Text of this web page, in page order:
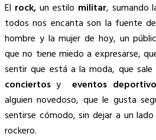
El rock,un estilo militar, sumando
todos nos encanta son la fuente
hombre y la mujer de hoy, un
que no tiene miedo a expresarse,
sentir que está a la moda, que
conciertos yeventos
alguien novedoso, que le gusta
sentirse cómodo, sin dejar a un
rockero.